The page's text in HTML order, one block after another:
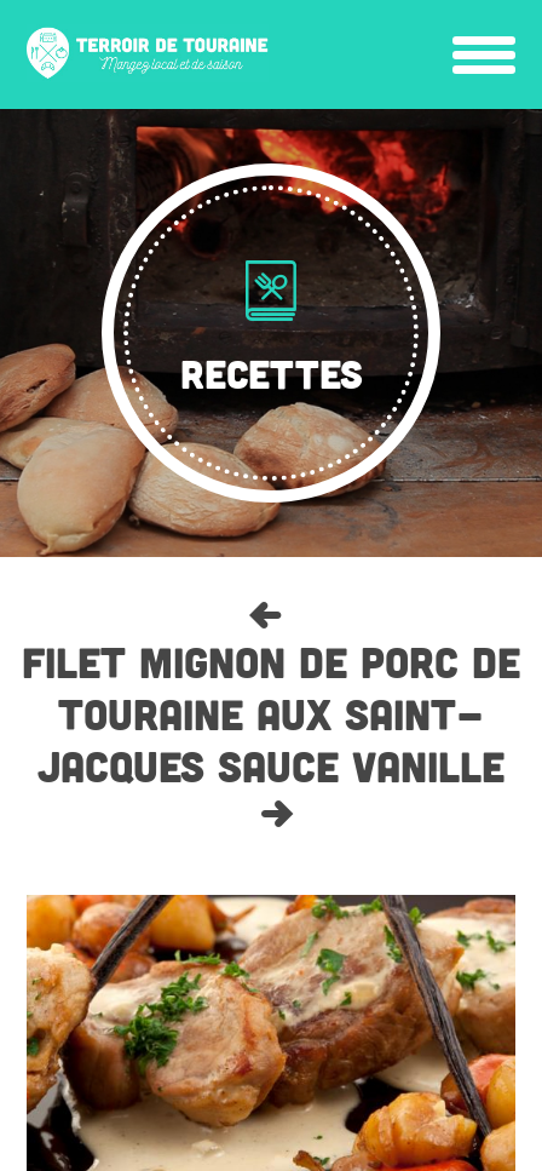
RECETTES
FILET MIGNON DE PORC DE
TOURAINE AUX SAINT-
JACQUES SAUCE VANILLE